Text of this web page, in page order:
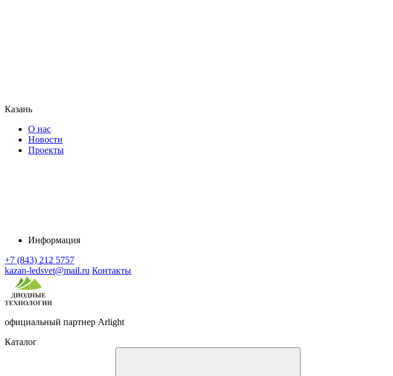
Казань
О нас
Новости
Проекты
Информация
+7 (843) 212 5757
kazan-ledsvet@mail.ru Контакты
официальный партнер Arlight
Каталог